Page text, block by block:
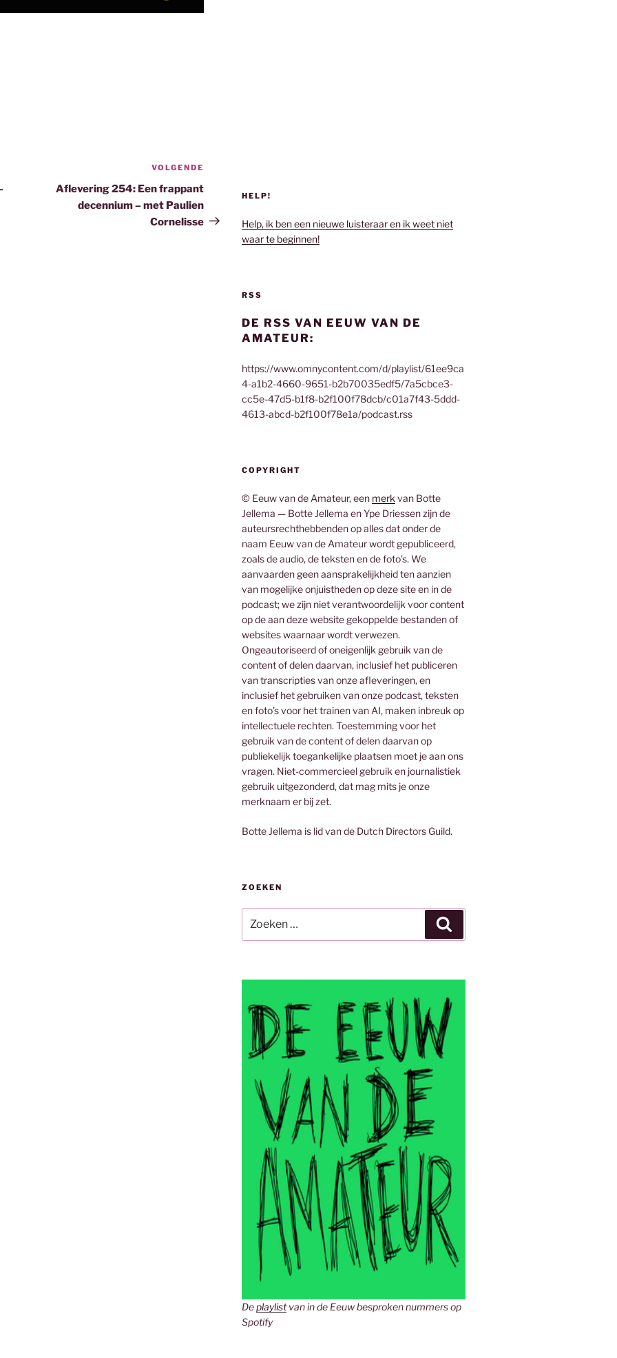
bericht
VOLGENDE
Aflevering 254: Een frappant
decennium – met Paulien
Cornelisse
HELP!
Help, ik ben een nieuwe luisteraar en ik weet niet
waar te beginnen!
RSS
DE RSS VAN EEUW VAN DE
AMATEUR:
https://www.omnycontent.com/d/playlist/61ee9ca
4-a1b2-4660-9651-b2b70035edf5/7a5cbce3-
cc5e-47d5-b1f8-b2f100f78dcb/c01a7f43-5ddd-
4613-abcd-b2f100f78e1a/podcast.rss
COPYRIGHT
© Eeuw van de Amateur, een merk van Botte
Jellema — Botte Jellema en Ype Driessen zijn de
auteursrechthebbenden op alles dat onder de
naam Eeuw van de Amateur wordt gepubliceerd,
zoals de audio, de teksten en de foto’s. We
aanvaarden geen aansprakelijkheid ten aanzien
van mogelijke onjuistheden op deze site en in de
podcast; we zijn niet verantwoordelijk voor content
op de aan deze website gekoppelde bestanden of
websites waarnaar wordt verwezen.
Ongeautoriseerd of oneigenlijk gebruik van de
content of delen daarvan, inclusief het publiceren
van transcripties van onze afleveringen, en
inclusief het gebruiken van onze podcast, teksten
en foto’s voor het trainen van AI, maken inbreuk op
intellectuele rechten. Toestemming voor het
gebruik van de content of delen daarvan op
publiekelijk toegankelijke plaatsen moet je aan ons
vragen. Niet-commercieel gebruik en journalistiek
gebruik uitgezonderd, dat mag mits je onze
merknaam er bij zet.
Botte Jellema is lid van de Dutch Directors Guild.
ZOEKEN
naar:
Deplaylistvan in de Eeuw besproken nummers op
Spotify